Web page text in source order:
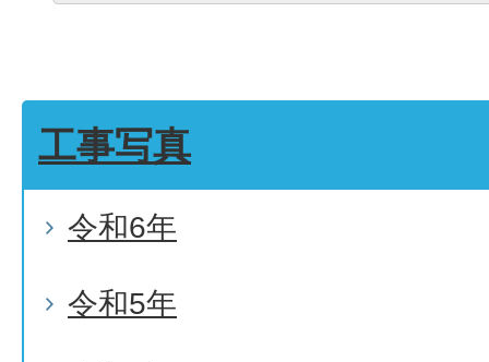
工事写真
令和6年
令和5年